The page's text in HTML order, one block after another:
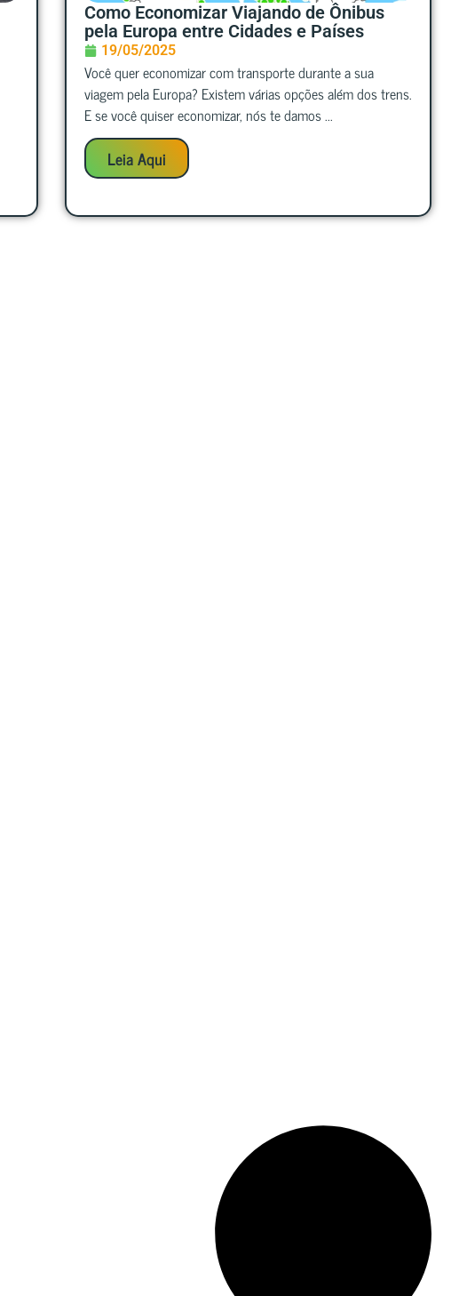
Como Economizar Viajando de Ônibus
pela Europa entre Cidades e Países
19/05/2025
Você quer economizar com transporte durante a sua
viagem pela Europa? Existem várias opções além dos trens.
E se você quiser economizar, nós te damos ...
Leia Aqui